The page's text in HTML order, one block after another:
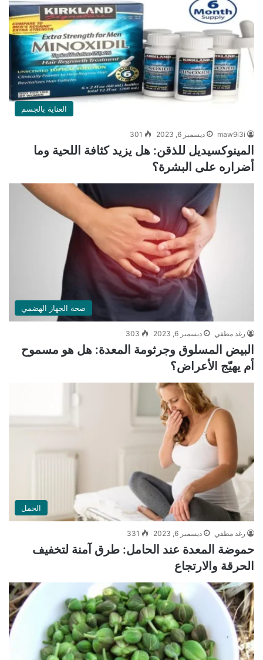
العناية بالجسم
maw9i3i ديسمبر 6, 2023 301
المينوكسيديل للذقن: هل يزيد كثافة اللحية وما
أضراره على البشرة؟
صحة الجهاز الهضمي
رغد مطفي ديسمبر 6, 2023 303
البيض المسلوق وجرثومة المعدة: هل هو مسموح
أم يهيّج الأعراض؟
الحمل
رغد مطفي ديسمبر 6, 2023 331
حموضة المعدة عند الحامل: طرق آمنة لتخفيف
الحرقة والارتجاع